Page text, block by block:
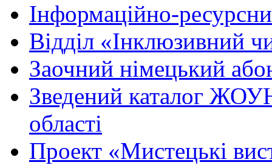
Інформаційно-
Вiддiл «Інклюзивний
Заочний німецький
Зведений каталог
області
Проект «Мистецькі